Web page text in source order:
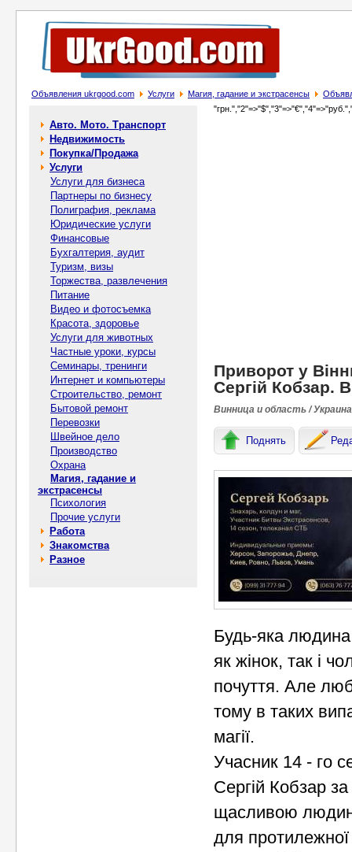
Объявления ukrgood.com Услуги Магия, гадание и экстрасенсы
Авто. Мото. Транспорт
Недвижимость
Покупка/Продажа
Услуги
Услуги для бизнеса
Партнеры по бизнесу
Полиграфия, реклама
Юридические услуги
Финансовые
Бухгалтерия, аудит
Туризм, визы
Торжества, развлечения
Питание
Видео и фотосъемка
Красота, здоровье
Услуги для животных
Частные уроки, курсы
Семинары, тренинги
Интернет и компьютеры
Строительство, ремонт
Бытовой ремонт
Перевозки
Швейное дело
Производство
Охрана
Магия, гадание и
экстрасенсы
Психология
Прочие услуги
Работа
Знакомства
Разное
Приворот у
Сергій Кобзар.
Винница и область / Украина
Поднять
Будь-яка
як жінок, так і
почуття. Але
тому в таких
магії.
Учасник 14 - го
Сергій Кобзар
щасливою
для протилежної